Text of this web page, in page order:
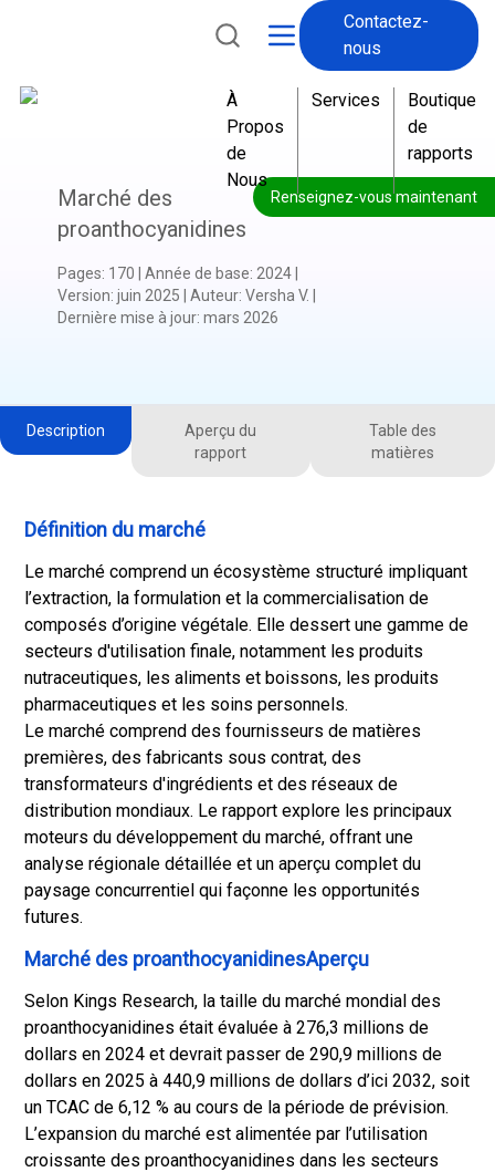
Contactez-
nous
À
Propos
de
Nous
Services
Boutique
de
rapports
Renseignez-vous maintenant
Marché des
proanthocyanidines
Pages: 170 Année de base: 2024
Version: juin 2025 Auteur: Versha V.
Dernière mise à jour: mars 2026
Description
Aperçu du
rapport
Table des
matières
Définition du marché
Le marché comprend un écosystème structuré impliquant
l’extraction, la formulation et la commercialisation de
composés d’origine végétale. Elle dessert une gamme de
secteurs d'utilisation finale, notamment les produits
nutraceutiques, les aliments et boissons, les produits
pharmaceutiques et les soins personnels.
Le marché comprend des fournisseurs de matières
premières, des fabricants sous contrat, des
transformateurs d'ingrédients et des réseaux de
distribution mondiaux. Le rapport explore les principaux
moteurs du développement du marché, offrant une
analyse régionale détaillée et un aperçu complet du
paysage concurrentiel qui façonne les opportunités
futures.
Marché des proanthocyanidinesAperçu
Selon Kings Research, la taille du marché mondial des
proanthocyanidines était évaluée à 276,3 millions de
dollars en 2024 et devrait passer de 290,9 millions de
dollars en 2025 à 440,9 millions de dollars d’ici 2032, soit
un TCAC de 6,12 % au cours de la période de prévision.
L’expansion du marché est alimentée par l’utilisation
croissante des proanthocyanidines dans les secteurs